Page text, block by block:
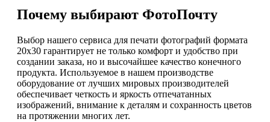
Почему выбирают ФотоПочту
Выбор нашего сервиса для печати фотографий формата
20х30 гарантирует не только комфорт и удобство при
создании заказа, но и высочайшее качество конечного
продукта. Используемое в нашем производстве
оборудование от лучших мировых производителей
обеспечивает четкость и яркость отпечатанных
изображений, внимание к деталям и сохранность цветов
на протяжении многих лет.